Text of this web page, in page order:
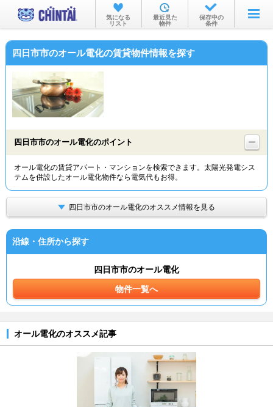
お部屋を探す
沿線・駅から
物件特集から
TOP
気になる
リスト
最近見た
物件
保存中の
条件
四日市市のオール電化の賃貸物件情報を探す
四日市市のオール電化のポイント
オール電化の賃貸アパート・マンションを検索できます。太陽光発電シス
テムを併設したオール電化物件なら電気代もお得。
四日市市のオール電化のオススメ情報を見る
沿線・住所から探す
四日市市のオール電化
物件一覧へ
オール電化のオススメ記事